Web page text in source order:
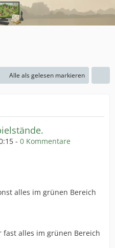
Alle als gelesen markieren
- 0 Kommentare
alles im grünen Bereich
fast alles im grünen Bereich